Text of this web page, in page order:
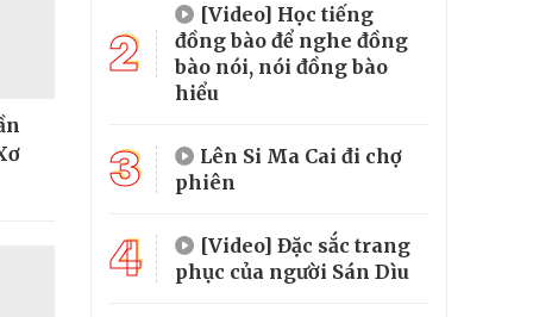
2
[Video] Học tiếng
đồng bào để nghe đồng
bào nói, nói đồng bào
hiểu
3
Lên Si Ma Cai đi chợ
phiên
4
[Video] Đặc sắc trang
phục của người Sán Dìu